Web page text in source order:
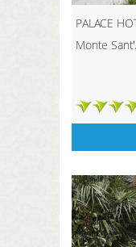
PALACE
Monte